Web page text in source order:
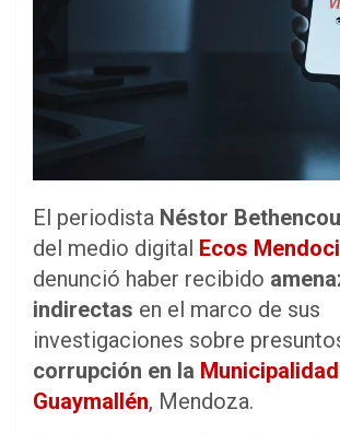
El periodista Néstor
del medio digital Ecos
denunció haber recibido
indirectas en el marco de sus
investigaciones sobre
corrupción en la
Guaymallén, Mendoza.